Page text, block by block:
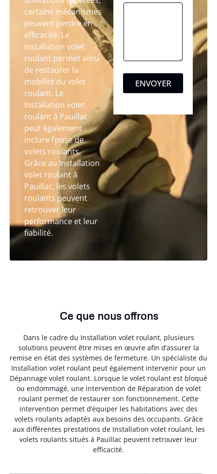
certains mécanismes
peuvent perdre en
efficacité. Le
Installation volet
roulant permet ainsi
de restaurer la
mobilité du volet
roulant. Le
Installation volet
roulant à Pauillac
peut également
inclure l’pose de
volets roulants.
Grâce au Installation
volet roulant à
Pauillac, les volets
roulants peuvent
retrouver leur
performance et leur
fiabilité.
ENVOYER
Ce que nous offrons
Dans le cadre du Installation volet roulant, plusieurs
solutions peuvent être mises en œuvre afin d’assurer la
remise en état des systèmes de fermeture. Un spécialiste du
Installation volet roulant peut également intervenir pour un
Dépannage volet roulant. Lorsque le volet roulant est bloqué
ou endommagé, une intervention de Réparation de volet
roulant permet de restaurer son fonctionnement. Cette
intervention permet d’équiper les habitations avec des
volets roulants adaptés aux besoins des occupants. Grâce
aux différentes prestations de Installation volet roulant, les
volets roulants situés à Pauillac peuvent retrouver leur
efficacité.